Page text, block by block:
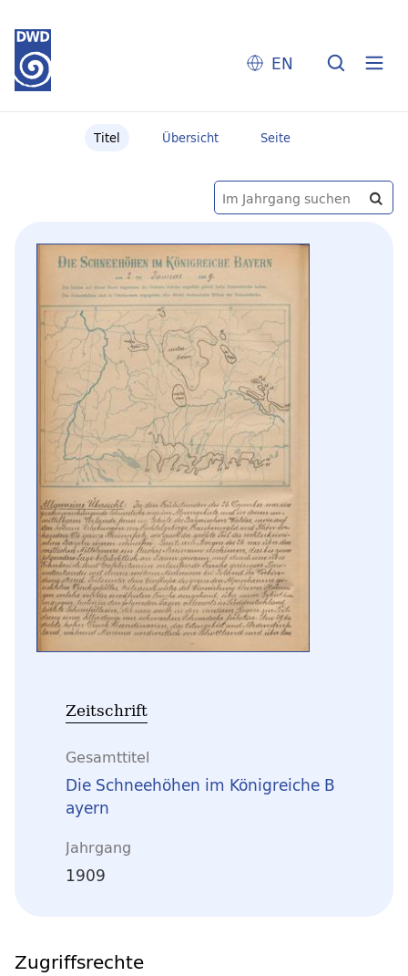
EN
Titel Übersicht Seite
Zeitschrift
Gesamttitel
Die Schneehöhen im Königreiche B
ayern
Jahrgang
1909
Zugriffsrechte